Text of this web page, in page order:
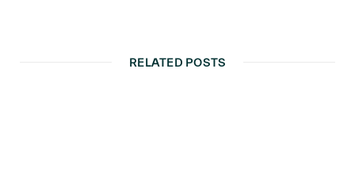
RELATED POSTS